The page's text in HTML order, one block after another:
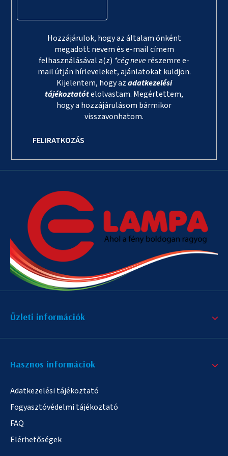
Hozzájárulok, hogy az általam önként
megadott nevem és e-mail címem
felhasználásával a(z) *cég neverészemre e-
mail útján hírleveleket, ajánlatokat küldjön.
Kijelentem, hogy azadatkezelési
tájékoztatótelolvastam. Megértettem,
hogy a hozzájárulásom bármikor
visszavonhatom.
FELIRATKOZÁS
Üzleti információk
Hasznos informáciok
Adatkezelési tájékoztató
Fogyasztóvédelmi tájékoztató
FAQ
Elérhetőségek